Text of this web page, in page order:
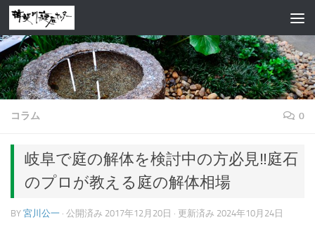
コンテンツへスキップ
コラム 0
岐阜で庭の解体を検討中の方必見‼庭石
のプロが教える庭の解体相場
BY 宮川公一 · 公開済み 2017年12月20日 · 更新済み 2024年10月24日